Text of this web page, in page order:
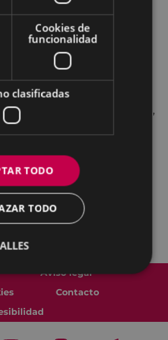
en la Plaza de
Punto Morea?
sobre sexualidad
orientación, personalidad,
profesional.
sobre violencia
sexual, tendrás
Aviso legal
Contacto
Cookies de
funcionalidad
clasificadas
TODO
TODO